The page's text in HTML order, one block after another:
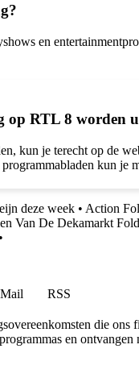
en
RTL 8 worden
kun je terecht op de
kun
deze week • Action
Van De Dekamarkt
•
Mail
RSS
die ons
en